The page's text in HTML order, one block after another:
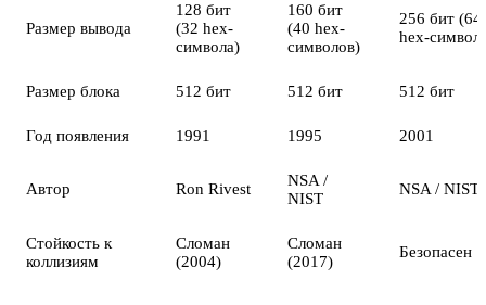
Размер вывода
128 бит
(32 hex-
символа)
160 бит
(40 hex-
символов)
256 бит (64
hex-
Размер блока 512 бит 512 бит 512 бит
Год появления 1991 1995 2001
Автор Ron Rivest
NSA /
NIST
NSA / NIST
Стойкость к
коллизиям
Сломан
(2004)
Сломан
(2017)
Безопасен